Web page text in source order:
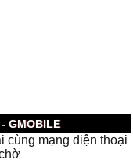
GMOBILE
cùng mạng điện thoại